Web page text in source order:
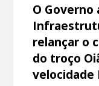
O Governo
relançar o
do troço
velocidade